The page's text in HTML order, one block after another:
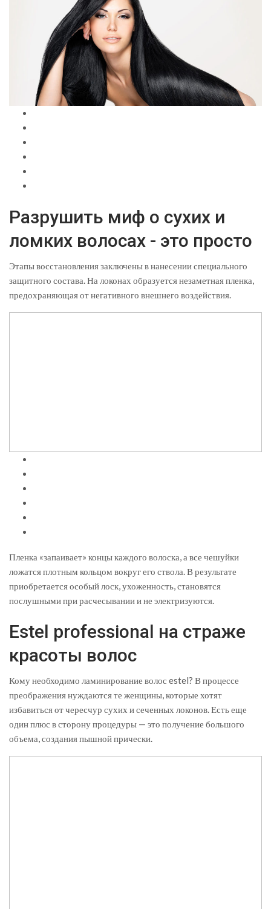
Разрушить миф о сухих и
ломких волосах - это просто
Этапы восстановления заключены в нанесении специального
защитного состава. На локонах образуется незаметная пленка,
предохраняющая от негативного внешнего воздействия.
Пленка «запаивает» концы каждого волоска, а все чешуйки
ложатся плотным кольцом вокруг его ствола. В результате
приобретается особый лоск, ухоженность, становятся
послушными при расчесывании и не электризуются.
Estel professional на страже
красоты волос
Кому необходимо ламинирование волос estel? В процессе
преображения нуждаются те женщины, которые хотят
избавиться от чересчур сухих и сеченных локонов. Есть еще
один плюс в сторону процедуры — это получение большого
объема, создания пышной прически.